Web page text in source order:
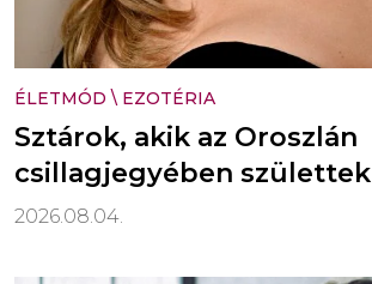
ÉLETMÓD \ EZOTÉRIA
Sztárok, akik az Oroszlán
csillagjegyében születtek
2026.08.04.